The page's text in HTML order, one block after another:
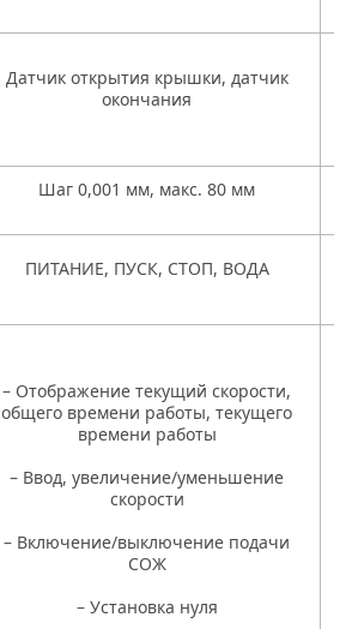
Датчик открытия крышки, датчик
окончания
Шаг 0,001 мм, макс. 80 мм
ПИТАНИЕ, ПУСК, СТОП, ВОДА
– Отображение текущий скорости,
общего времени работы, текущего
времени работы
– Ввод, увеличение/уменьшение
скорости
– Включение/выключение подачи
СОЖ
– Установка нуля